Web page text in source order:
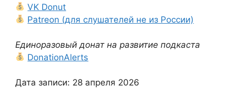
VK Donut
Patreon (для слушателей не из России)
Единоразовый донат на развитие подкаста
DonationAlerts
Дата записи: 28 апреля 2026